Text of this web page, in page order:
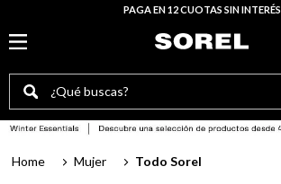
PAGA EN 12 CUOTAS SIN INTERÉS
¿Qué buscas?
Mujer Todo Sorel
TÉRMINOS MÁS BUSCADOS
botas mujer